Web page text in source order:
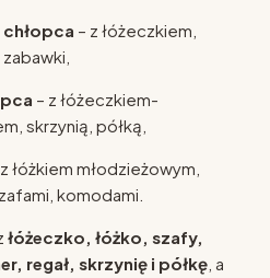
– z łóżeczkiem,
– z łóżeczkiem-
skrzynią, półką,
łóżkiem młodzieżowym,
komodami.
łóżeczko, łóżko, szafy,
regał, skrzynię i półkę , a